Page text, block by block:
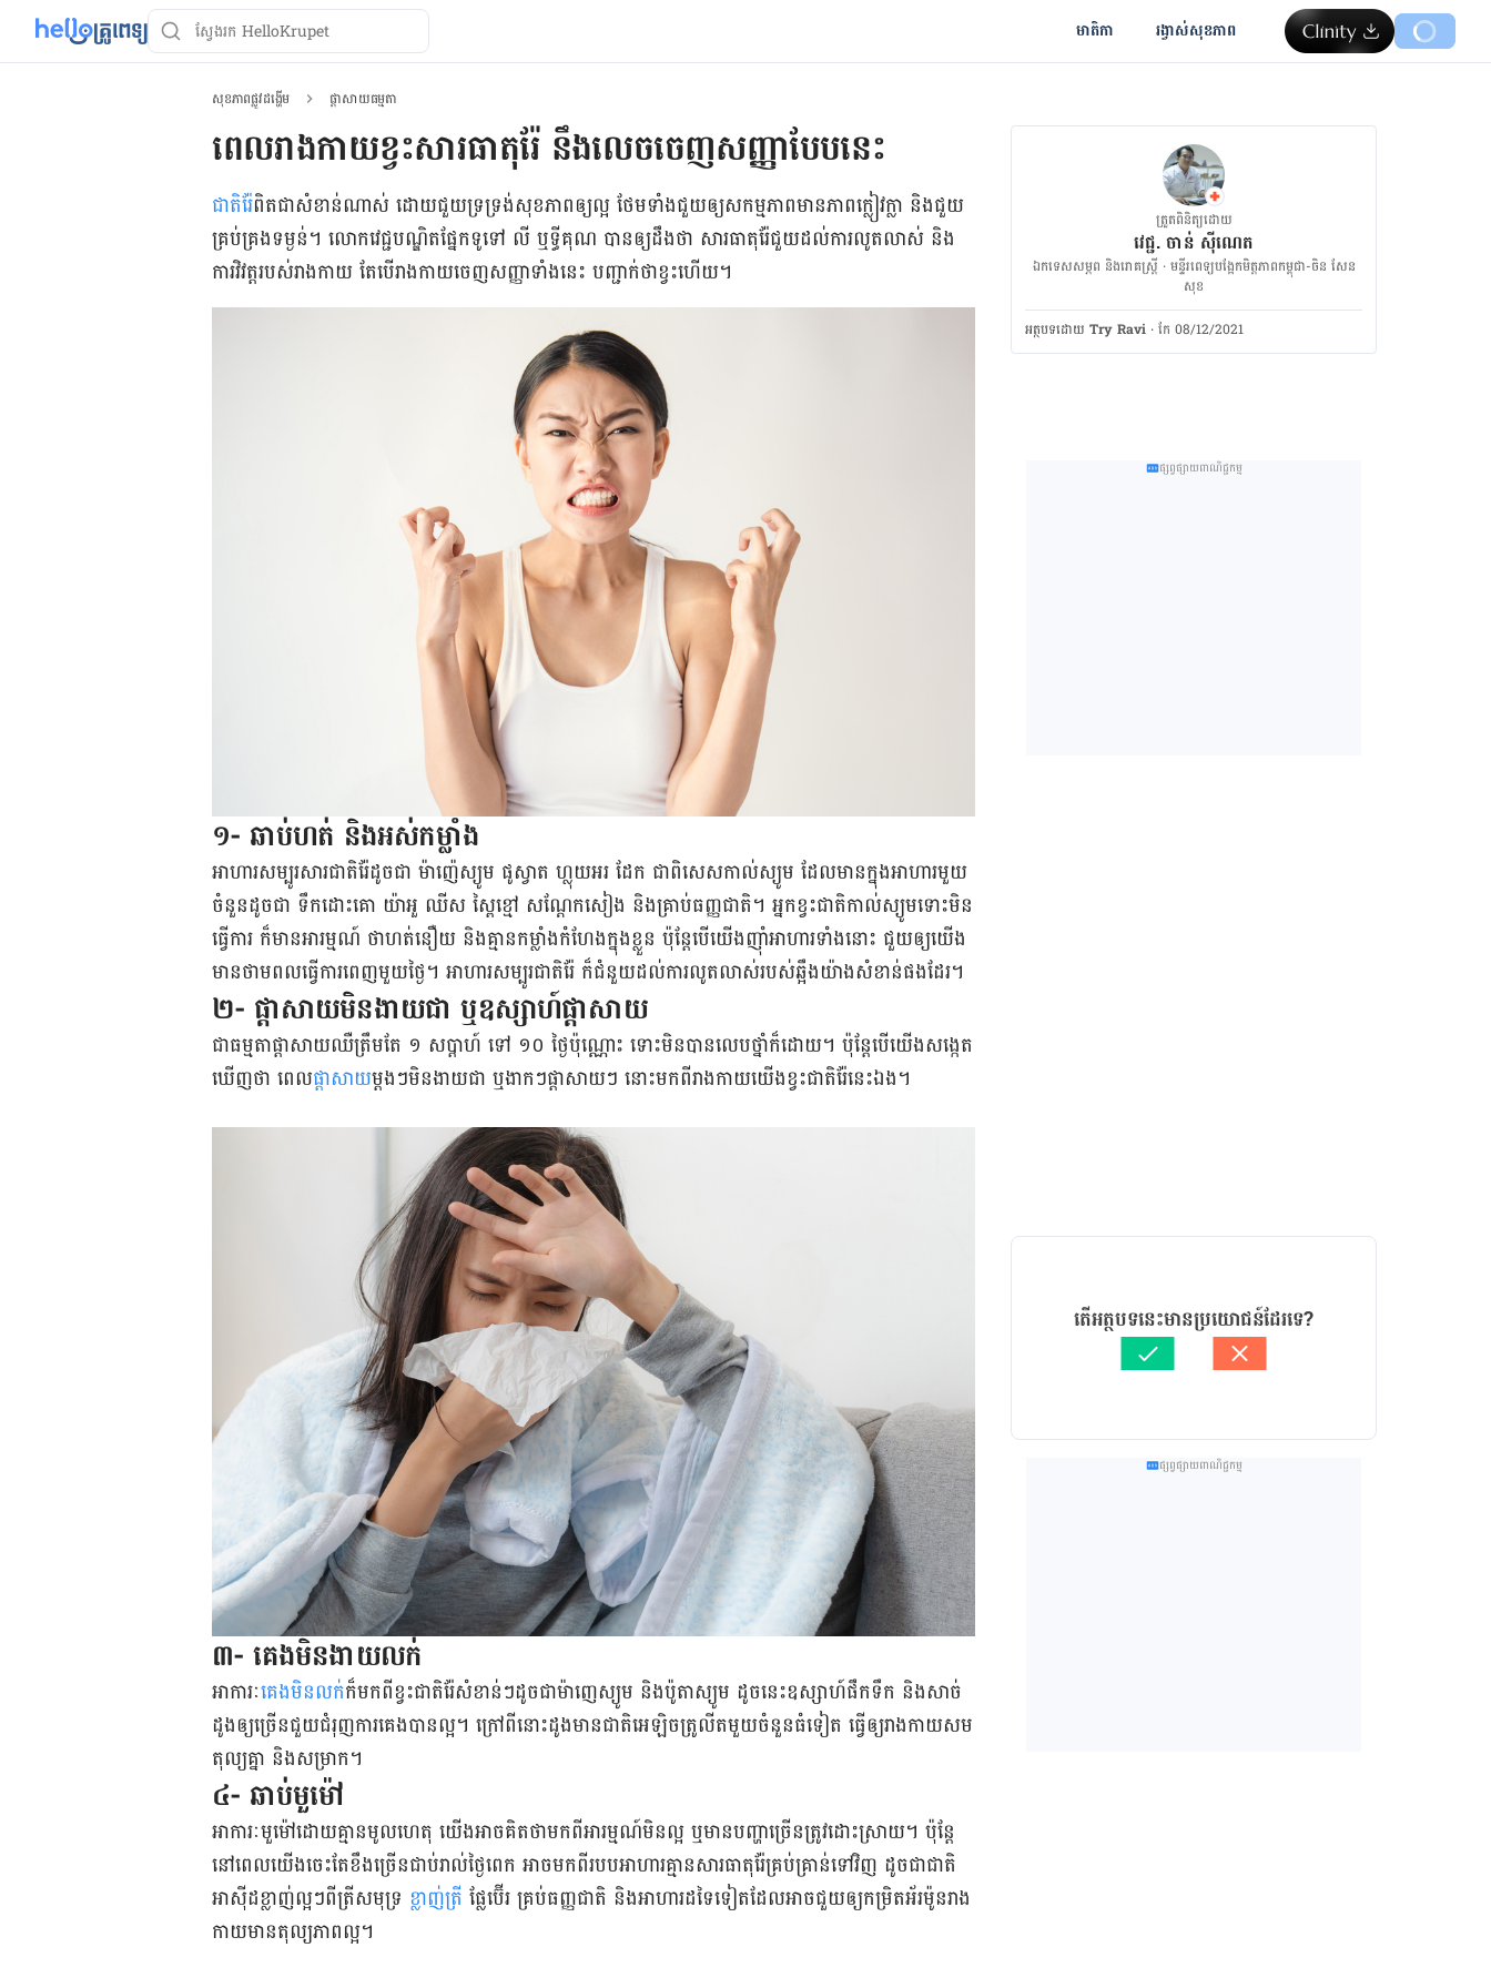
មាតិកា រង្វាស់​សុខភាព
សុខភាពផ្លូវដង្ហើម ផ្ដាសាយធម្មតា
ពេលរាងកាយខ្វះសារធាតុរ៉ែ នឹងលេចចេញសញ្ញាបែបនេះ
ជាតិ​រ៉ែ​ពិតជា​សំខាន់​ណាស់ ដោយ​ជួយ​ទ្រទ្រង់​សុខភាព​ឲ្យ​ល្អ ថែម​ទាំង​ជួយ​ឲ្យ​សកម្មភាព​មាន​ភាព​ក្លៀវក្លា និង​ជួយ​
គ្រប់គ្រង​ទម្ងន់។ លោក​វេជ្ជបណ្ឌិត​ផ្នែក​ទូទៅ លី ឬទ្ធីគុណ បាន​ឲ្យ​ដឹង​ថា សារធាតុ​រ៉ែ​ជួយ​ដល់​ការ​លូតលាស់ និង​
ការ​វិវត្ត​របស់​រាងកាយ តែ​បើ​រាង​កាយ​ចេញ​សញ្ញា​ទាំង​នេះ បញ្ជាក់​ថា​ខ្វះ​ហើយ។
១- ឆាប់​ហត់ និង​អស់​កម្លាំង
អាហារ​សម្បូរ​សារជាតិ​រ៉ែដូចជា ម៉ាញេ៉ស្យូម ផូស្វាត ហ្លុយអរ ដែក ជាពិសេស​កាល់ស្យូម ដែល​មាន​ក្នុង​អាហារ​មួយ​
ចំនួន​ដូចជា ទឹកដោះគោ យ៉ាអួ ឈីស ស្ពៃខ្មៅ សណ្ដែកសៀង និង​គ្រាប់​ធញ្ញជាតិ។ អ្នក​ខ្វះ​ជាតិ​កាល់ស្យូម​ទោះ​មិន​
ធ្វើការ ក៏​មាន​អារម្មណ៍ ថា​ហត់នឿយ និង​គ្មាន​កម្លាំង​កំហែង​ក្នុង​ខ្លួន ប៉ុន្តែ​បើ​យើង​ញ៉ាំ​អាហារ​ទាំង​នោះ ជួយ​ឲ្យ​យើង​
មាន​ថាមពល​ធ្វើ​ការ​ពេញ​មួយ​ថ្ងៃ។ អាហារ​សម្បូរ​ជាតិ​រ៉ែ ក៏​ជំនួយ​ដល់​ការ​លូតលាស់​របស់​ឆ្អឹង​យ៉ាង​សំខាន់ផងដែរ។
២- ផ្ដាសាយ​មិន​ងាយ​ជា ឬ​ឧស្សាហ៍​ផ្ដាសាយ
ជា​ធម្មតា​ផ្ដាសាយ​ឈឺ​ត្រឹម​តែ ១ សប្ដាហ៍ ទៅ ១០ ថ្ងៃ​ប៉ុណ្ណោះ ទោះ​មិន​បាន​លេប​ថ្នាំ​ក៏​ដោយ។ ប៉ុន្តែ​បើ​យើង​សង្កេត​​
ឃើញ​ថា ពេល​ផ្ដាសាយ​ម្ដង​ៗ​មិន​ងាយ​ជា ឬ​ងាក​ៗ​ផ្ដាសាយ​ៗ នោះ​មកពី​រាងកាយ​យើង​ខ្វះ​ជាតិ​រ៉ែ​នេះ​ឯង។
៣- គេង​មិន​ងាយ​លក់
អាការៈ​គេង​មិន​លក់​ក៏​មកពី​ខ្វះ​ជាតិ​រ៉ែ​សំខាន់​ៗ​ដូចជា​ម៉ាញេស្យូម និង​ប៉ូតាស្យូម ដូចនេះ​ឧស្សាហ៍​ផឹក​ទឹក និង​សាច់​
ដូង​ឲ្យ​ច្រើន​ជួយ​ជំរុញ​ការ​គេង​បាន​ល្អ។ ក្រៅ​ពី​នោះ​ដូង​មាន​ជាតិ​អេឡិចត្រូលីត​មួយ​ចំនួន​ធំ​ទៀត ធ្វើ​ឲ្យ​រាង​កាយ​សម
តុល្យ​គ្នា និង​សម្រាក។
៤- ឆាប់​មួម៉ៅ
អាការៈ​មួម៉ៅ​ដោយ​គ្មាន​មូលហេតុ យើង​អាច​គិត​ថា​មកពី​អារម្មណ៍​មិន​ល្អ ឬ​មាន​បញ្ហា​ច្រើន​ត្រូវ​ដោះស្រាយ។ ប៉ុន្តែ​
នៅ​ពេល​យើង​ចេះតែ​ខឹង​ច្រើន​ជាប់​រាល់ថ្ងៃ​ពេក អាច​មកពី​របប​អាហារ​គ្មាន​សារធាតុ​រ៉ែ​គ្រប់គ្រាន់​ទៅ​វិញ ដូចជា​ជាតិ​
អាស៊ីដ​ខ្លាញ់​ល្អ​ៗ​ពី​ត្រី​សមុទ្រ ខ្លាញ់​ត្រី ផ្លែ​ប៊ើរ គ្រប់​ធញ្ញជាតិ និង​អាហារ​ដទៃ​ទៀត​ដែល​អាច​ជួយ​ឲ្យ​កម្រិត​អ័រម៉ូន​រាង
កាយ​មាន​តុល្យភាព​ល្អ។
ត្រួតពិនិត្យដោយ
វេជ្ជ. ចាន់ ស៊ីណេត
ឯកទេសសម្ភព និងរោគស្ត្រី · ម​ន្ទីរពេទ្យបង្អែកមិត្តភាពកម្ពុជា-ចិន សែន
សុខ
អត្ថបទ​ដោយ Try Ravi ·កែ 08/12/2021
ផ្សព្វផ្សាយពាណិជ្ជកម្ម
តើអត្ថបទនេះមានប្រយោជន៍ដែរទេ?
ផ្សព្វផ្សាយពាណិជ្ជកម្ម